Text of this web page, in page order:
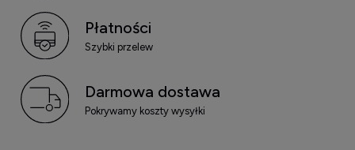
Płatności
Szybki przelew
Darmowa dostawa
Pokrywamy koszty wysyłki